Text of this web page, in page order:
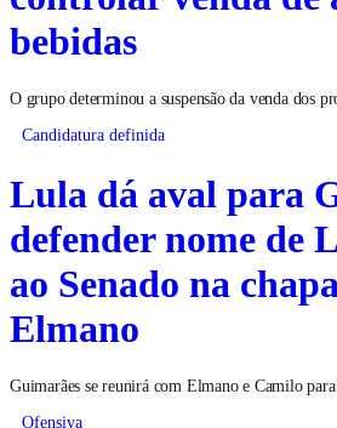
bebidas
O grupo determinou a suspensão da venda dos
Candidatura definida
Lula dá aval para
defender nome de
ao Senado na
Elmano
Guimarães se reunirá com Elmano e Camilo para
Ofensiva